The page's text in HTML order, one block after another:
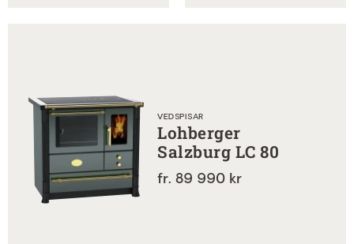
VEDSPISAR
Lohberger
Salzburg LC 80
fr. 89 990 kr